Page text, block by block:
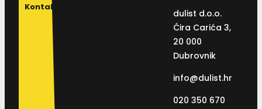
Kontakt
dulist d.o.o.
Ćira Carića 3,
20 000
Dubrovnik
info@dulist.hr
020 350 670